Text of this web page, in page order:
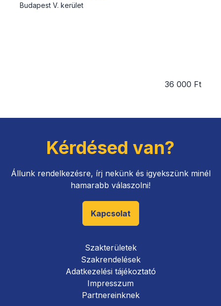
Budapest V. kerület
36 000 Ft
Kérdésed van?
Állunk rendelkezésre, írj nekünk és igyekszünk minél
hamarabb válaszolni!
Kapcsolat
Szakterületek
Szakrendelések
Adatkezelési tájékoztató
Impresszum
Partnereinknek